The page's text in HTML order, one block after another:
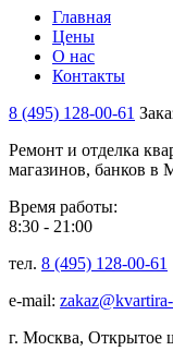
Главная
Цены
О нас
Контакты
8 (495) 128-00-61
Ремонт и отделка
магазинов, банков в
Время работы:
8:30 - 21:00
тел. 8 (495) 128-00-61
e-mail:
г. Москва, Открытое